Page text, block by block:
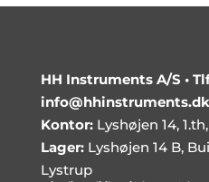
HH Instruments A/S •
info@hhinstruments.dk
Kontor:Lyshøjen 14,
Lager:Lyshøjen 14 B,
Lystrup